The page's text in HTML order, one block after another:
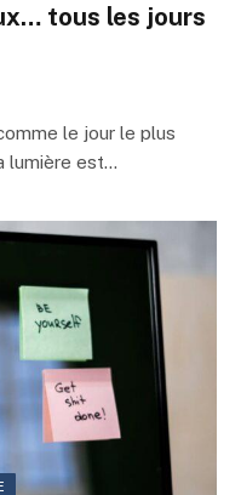
tous les jours
le jour le plus
lumière est…